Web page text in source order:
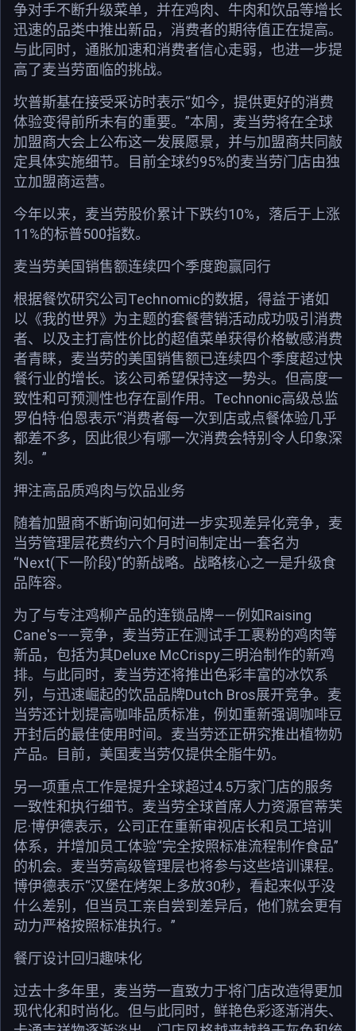
争对手不断升级菜单，并在鸡肉、牛肉和饮品等增长
迅速的品类中推出新品，消费者的期待值正在提高。
与此同时，通胀加速和消费者信心走弱，也进一步提
高了麦当劳面临的挑战。
坎普斯基在接受采访时表示“如今，提供更好的消费
体验变得前所未有的重要。”本周，麦当劳将在全球
加盟商大会上公布这一发展愿景，并与加盟商共同敲
定具体实施细节。目前全球约95%的麦当劳门店由独
立加盟商运营。
今年以来，麦当劳股价累计下跌约10%，落后于上涨
11%的标普500指数。
麦当劳美国销售额连续四个季度跑赢同行
根据餐饮研究公司Technomic的数据，得益于诸如
以《我的世界》为主题的套餐营销活动成功吸引消费
者、以及主打高性价比的超值菜单获得价格敏感消费
者青睐，麦当劳的美国销售额已连续四个季度超过快
餐行业的增长。该公司希望保持这一势头。但高度一
致性和可预测性也存在副作用。Technonic高级总监
罗伯特·伯恩表示“消费者每一次到店或点餐体验几乎
都差不多，因此很少有哪一次消费会特别令人印象深
刻。”
押注高品质鸡肉与饮品业务
随着加盟商不断询问如何进一步实现差异化竞争，麦
当劳管理层花费约六个月时间制定出一套名为
“Next(下一阶段)”的新战略。战略核心之一是升级食
品阵容。
为了与专注鸡柳产品的连锁品牌——例如Raising
Cane's——竞争，麦当劳正在测试手工裹粉的鸡肉等
新品，包括为其Deluxe McCrispy三明治制作的新鸡
排。与此同时，麦当劳还将推出色彩丰富的冰饮系
列，与迅速崛起的饮品品牌Dutch Bros展开竞争。麦
当劳还计划提高咖啡品质标准，例如重新强调咖啡豆
开封后的最佳使用时间。麦当劳还正研究推出植物奶
产品。目前，美国麦当劳仅提供全脂牛奶。
另一项重点工作是提升全球超过4.5万家门店的服务
一致性和执行细节。麦当劳全球首席人力资源官蒂芙
尼·博伊德表示，公司正在重新审视店长和员工培训
体系，并增加员工体验“完全按照标准流程制作食品”
的机会。麦当劳高级管理层也将参与这些培训课程。
博伊德表示“汉堡在烤架上多放30秒，看起来似乎没
什么差别，但当员工亲自尝到差异后，他们就会更有
动力严格按照标准执行。”
餐厅设计回归趣味化
过去十多年里，麦当劳一直致力于将门店改造得更加
现代化和时尚化。但与此同时，鲜艳色彩逐渐消失、